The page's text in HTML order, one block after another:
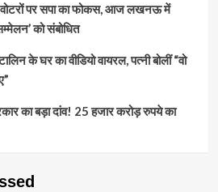
पर सपा का फोकस, आज लखनऊ में
को संबोधित
के घर का वीडियो वायरल, पत्नी बोलीं “वो
का बड़ा दांव! 25 हजार करोड़ रुपये का